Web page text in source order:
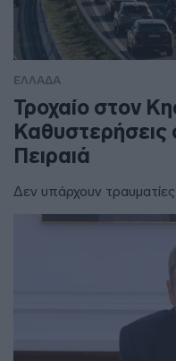
ΕΛΛΑΔΑ
Τροχαίο στον
Πειραιά
Δεν υπάρχουν τραυματίες